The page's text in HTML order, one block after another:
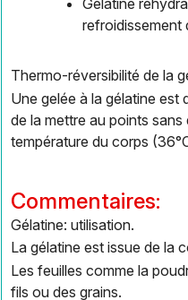
Gélatine
refroidissement
Thermo-réversibilité de la
Une gelée à la gélatine est
de la mettre au points
température du corps
Commentaires:
Gélatine: utilisation.
La gélatine est issue de la
Les feuilles comme la
fils ou des grains.